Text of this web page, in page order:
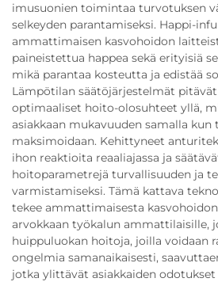
imusuonien toimintaa turvotuksen
selkeyden parantamiseksi. Happi-
ammattimaisen kasvohoidon
paineistettua happea sekä erityisiä
mikä parantaa kosteutta ja edistää
Lämpötilan säätöjärjestelmät
optimaaliset hoito-olosuhteet yllä,
asiakkaan mukavuuden samalla
maksimoidaan. Kehittyneet
ihon reaktioita reaaliajassa ja
hoitoparametrejä turvallisuuden ja
varmistamiseksi. Tämä kattava
tekee ammattimaisesta
arvokkaan työkalun ammattilaisille,
huippuluokan hoitoja, joilla voidaan
ongelmia samanaikaisesti,
jotka ylittävät asiakkaiden